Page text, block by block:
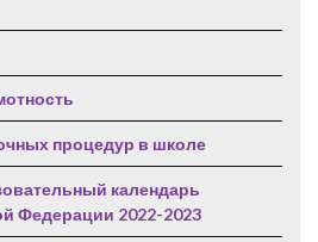
процедур в школе
календарь
Федерации 2022-2023